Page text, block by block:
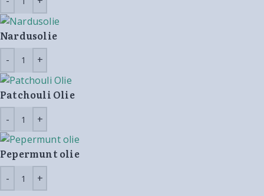
Nardusolie
Patchouli Olie
Pepermunt olie